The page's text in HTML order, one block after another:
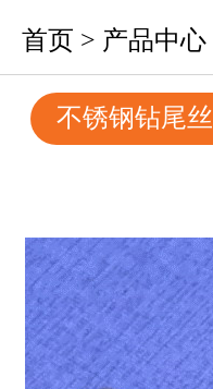
首页 > 产品中心
不锈钢钻尾丝